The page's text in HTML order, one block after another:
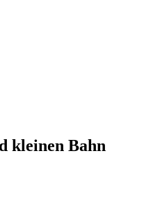
kleinen Bahn